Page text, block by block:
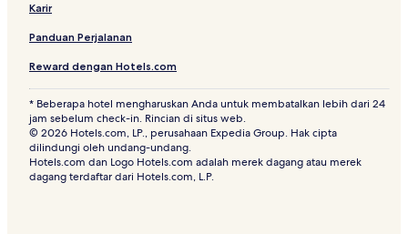
Karir
Panduan Perjalanan
Reward dengan Hotels.com
* Beberapa hotel mengharuskan Anda untuk membatalkan lebih dari 24
jam sebelum check-in. Rincian di situs web.
© 2026 Hotels.com, LP., perusahaan Expedia Group. Hak cipta
dilindungi oleh undang-undang.
Hotels.com dan Logo Hotels.com adalah merek dagang atau merek
dagang terdaftar dari Hotels.com, L.P.